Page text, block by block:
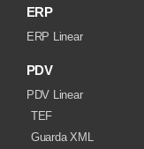
ERP
ERP Linear
PDV
PDV Linear
TEF
Guarda XML